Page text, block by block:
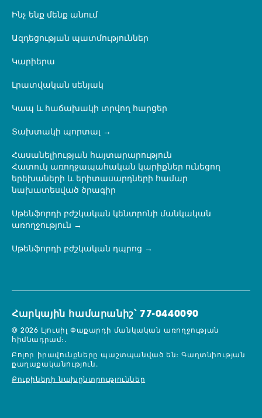
Ինչ ենք մենք անում
Ազդեցության պատմություններ
Կարիերա
Լրատվական սենյակ
Կապ և հաճախակի տրվող հարցեր
Տախտակի պորտալ
Հասանելիության հայտարարություն
Հատուկ առողջապահական կարիքներ ունեցող
երեխաների և երիտասարդների համար
նախատեսված ծրագիր
Սթենֆորդի բժշկական կենտրոնի մանկական
առողջություն
Սթենֆորդի բժշկական դպրոց
Հարկային համարանիշ՝ 77-0440090
© 2026 Լյուսիլ Փաքարդի մանկական առողջության
հիմնադրամ։.
Բոլոր իրավունքները պաշտպանված են։Գաղտնիության
քաղաքականություն.
Քուքիների նախընտրություններ